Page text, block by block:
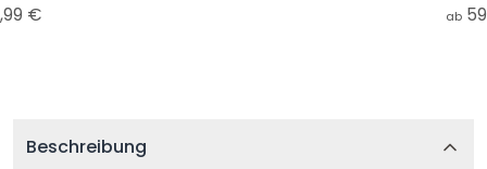
€
ab
Beschreibung